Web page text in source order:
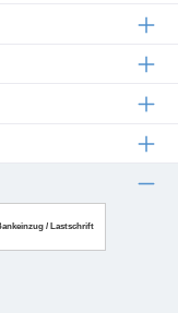
/ Lastschrift